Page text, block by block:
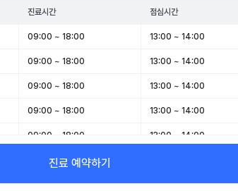
진료시간 점심시간
09:00 ~ 18:00 13:00 ~ 14:00
09:00 ~ 18:00 13:00 ~ 14:00
09:00 ~ 18:00 13:00 ~ 14:00
09:00 ~ 18:00 13:00 ~ 14:00
09:00 ~ 18:00 13:00 ~ 14:00
09:00 ~ 13:00
휴무 -
진료 예약하기